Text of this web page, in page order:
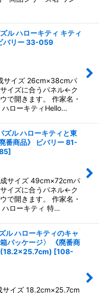
ル ハローキティ キティ
バリー 33-059
サイズ 26cm×38cmパ
イズに合うパネル←ク
で開きます。 作家名・
ハローキティHello…
ル ハローキティと東
番商品》 ビバリー 81-
]
サイズ 49cm×72cmパ
イズに合うパネル←ク
で開きます。 作家名・
ハローキティ 特…
ル ハローキティのキャ
パッケージ〉 《廃番商
[108-
サイズ 18.2cm×25.7cm